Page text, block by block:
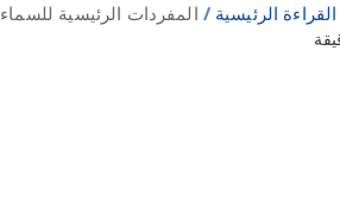
الرئيسية المفردات الرئيسية للسماء